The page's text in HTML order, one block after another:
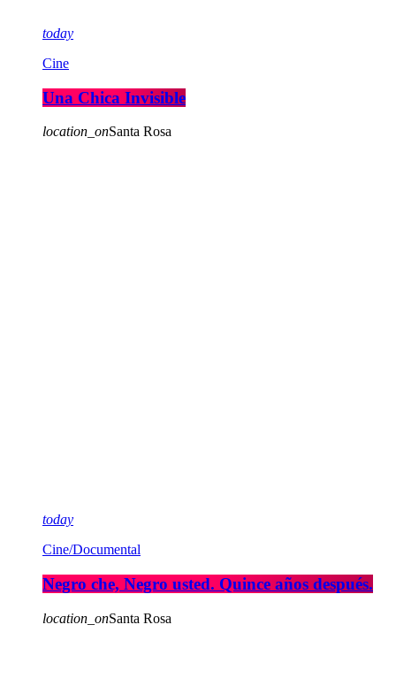
today
Cine
Una Chica Invisible
location_onSanta Rosa
today
Cine/Documental
Negro che, Negro usted. Quince años después.
location_onSanta Rosa